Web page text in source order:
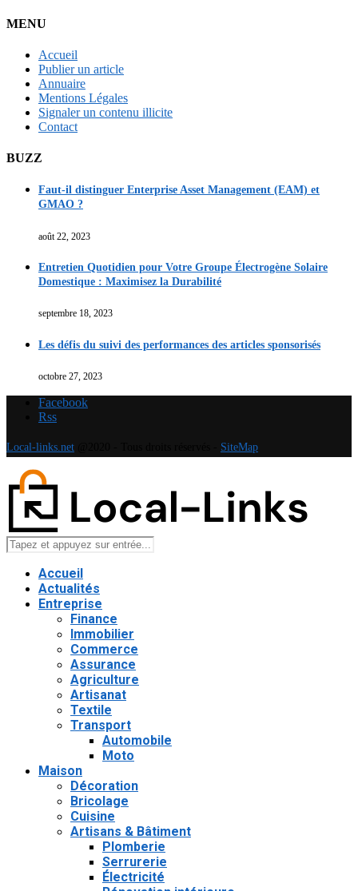
MENU
Accueil
Publier un article
Annuaire
Mentions Légales
Signaler un contenu illicite
Contact
BUZZ
Faut-il distinguer Enterprise Asset Management (EAM) et
GMAO ?
août 22, 2023
Entretien Quotidien pour Votre Groupe Électrogène Solaire
Domestique : Maximisez la Durabilité
septembre 18, 2023
Les défis du suivi des performances des articles sponsorisés
octobre 27, 2023
Facebook
Rss
Local-links.net SiteMap
Accueil
Actualités
Entreprise
Finance
Immobilier
Commerce
Assurance
Agriculture
Artisanat
Textile
Transport
Automobile
Moto
Maison
Décoration
Bricolage
Cuisine
Artisans & Bâtiment
Plomberie
Serrurerie
Électricité